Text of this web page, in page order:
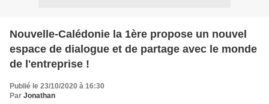
Nouvelle-Calédonie la 1ère propose un nouvel
espace de dialogue et de partage avec le monde
de l'entreprise !
Publié le 23/10/2020 à 16:30
Par Jonathan